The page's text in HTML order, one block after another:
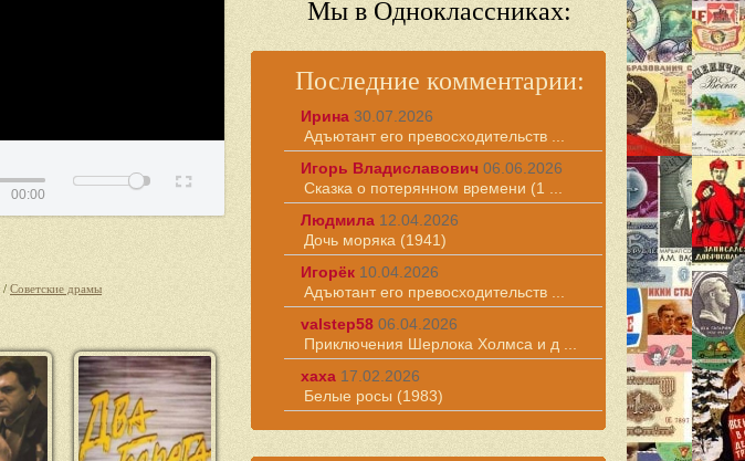
00:00
/ Советские драмы
Мы в Одноклассниках:
Последние комментарии:
Ирина 30.07.2026
Адъютант его превосходительств ...
Игорь Владиславович 06.06.2026
Сказка о потерянном времени (1 ...
Людмила 12.04.2026
Дочь моряка (1941)
Игорёк 10.04.2026
Адъютант его превосходительств ...
valstep58 06.04.2026
Приключения Шерлока Холмса и д ...
хаха 17.02.2026
Белые росы (1983)